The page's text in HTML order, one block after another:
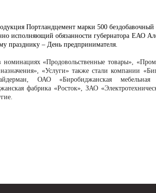
Портландцемент марки 500
обязанности губернатора ЕАО
празднику – День предпринимателя.
«Продовольственные товары»,
назначения», «Услуги» также стали компании
ОАО «Биробиджанская
фабрика «Росток», ЗАО